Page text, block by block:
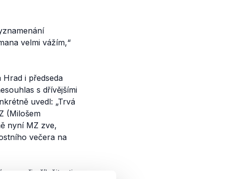
velmi vážím,“
i předseda
s dřívějšími
uvedl: „Trvá
(Milošem
nyní MZ zve,
večera na
se při příležitosti